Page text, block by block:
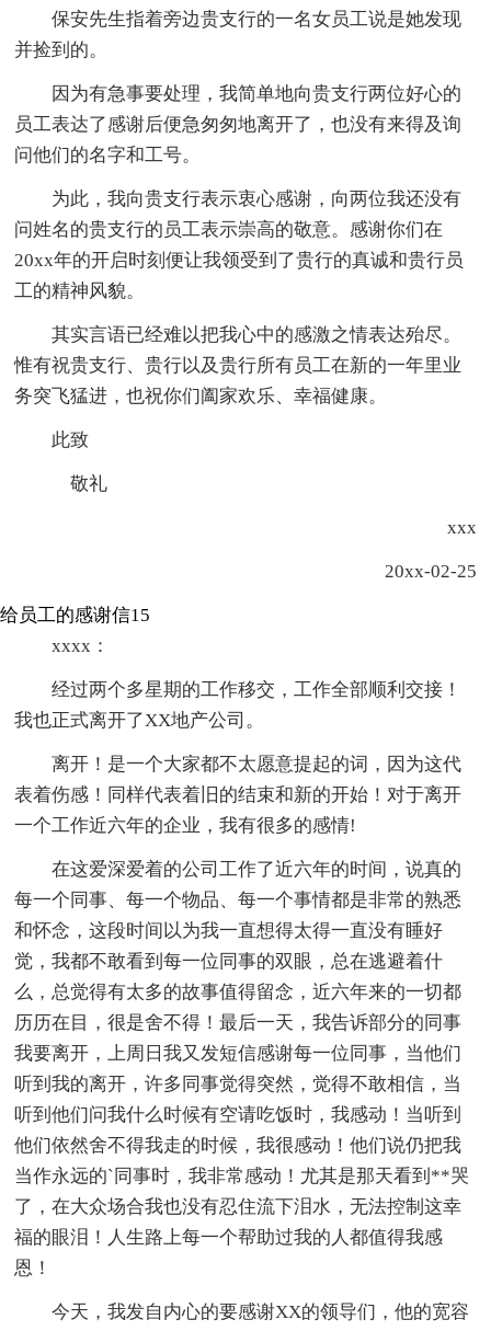
保安先生指着旁边贵支行的一名女员工说是她发现
并捡到的。
因为有急事要处理，我简单地向贵支行两位好心的
员工表达了感谢后便急匆匆地离开了，也没有来得及询
问他们的名字和工号。
为此，我向贵支行表示衷心感谢，向两位我还没有
问姓名的贵支行的员工表示崇高的敬意。感谢你们在
20xx年的开启时刻便让我领受到了贵行的真诚和贵行员
工的精神风貌。
其实言语已经难以把我心中的感激之情表达殆尽。
惟有祝贵支行、贵行以及贵行所有员工在新的一年里业
务突飞猛进，也祝你们阖家欢乐、幸福健康。
此致
敬礼
xxx
20xx-02-25
给员工的感谢信15
xxxx：
经过两个多星期的工作移交，工作全部顺利交接！
我也正式离开了XX地产公司。
离开！是一个大家都不太愿意提起的词，因为这代
表着伤感！同样代表着旧的结束和新的开始！对于离开
一个工作近六年的企业，我有很多的感情!
在这爱深爱着的公司工作了近六年的时间，说真的
每一个同事、每一个物品、每一个事情都是非常的熟悉
和怀念，这段时间以为我一直想得太得一直没有睡好
觉，我都不敢看到每一位同事的双眼，总在逃避着什
么，总觉得有太多的故事值得留念，近六年来的一切都
历历在目，很是舍不得！最后一天，我告诉部分的同事
我要离开，上周日我又发短信感谢每一位同事，当他们
听到我的离开，许多同事觉得突然，觉得不敢相信，当
听到他们问我什么时候有空请吃饭时，我感动！当听到
他们依然舍不得我走的时候，我很感动！他们说仍把我
当作永远的`同事时，我非常感动！尤其是那天看到**哭
了，在大众场合我也没有忍住流下泪水，无法控制这幸
福的眼泪！人生路上每一个帮助过我的人都值得我感
恩！
今天，我发自内心的要感谢XX的领导们，他的宽容